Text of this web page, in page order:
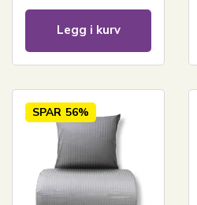
Legg i kurv
SPAR 56%